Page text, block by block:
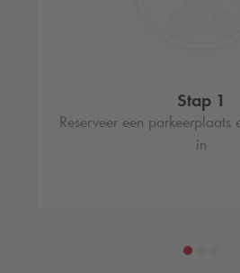
Stap 1
Reserveer een parkeerplaats
in